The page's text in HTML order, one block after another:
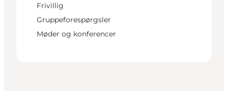
Frivillig
Gruppeforespørgsler
Møder og konferencer